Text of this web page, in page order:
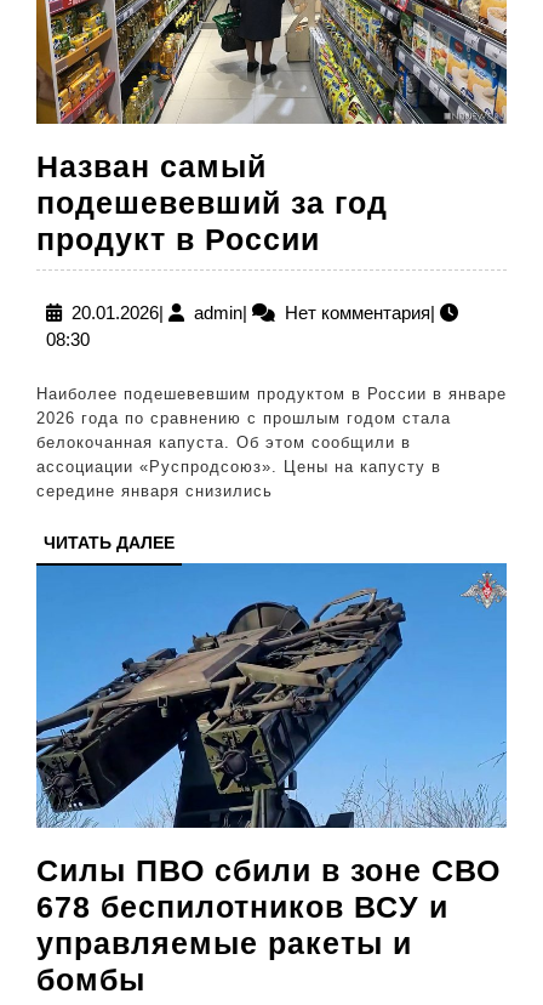
Назван самый
подешевевший за год
продукт в России
самый
год
продукт
в
20.01.202620.01.2026
| adminadmin
| Нет комментария|
08:30
Наиболее подешевевшим продуктом в России в январе
2026 года по сравнению с прошлым годом стала
белокочанная капуста. Об этом сообщили в
ассоциации «Руспродсоюз». Цены на капусту в
середине января снизились
ЧИТАТЬ ДАЛЕЕЧИТАТЬ
ДАЛЕЕ
Силы ПВО сбили в зоне СВО
678 беспилотников ВСУ и
управляемые ракеты и
бомбы